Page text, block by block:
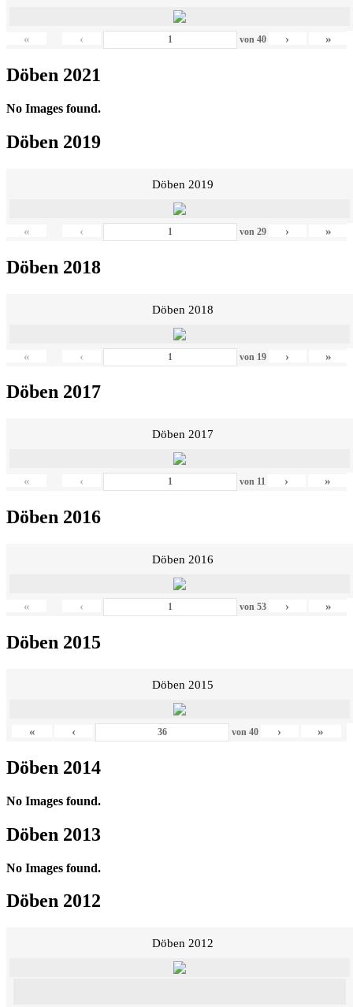
« ‹ von 40 › »
Döben 2021
No Images found.
Döben 2019
Döben 2019
« ‹ von 29 › »
Döben 2018
Döben 2018
« ‹ von 19 › »
Döben 2017
Döben 2017
« ‹ von 11 › »
Döben 2016
Döben 2016
« ‹ von 53 › »
Döben 2015
Döben 2015
« ‹ von 40 › »
Döben 2014
No Images found.
Döben 2013
No Images found.
Döben 2012
Döben 2012